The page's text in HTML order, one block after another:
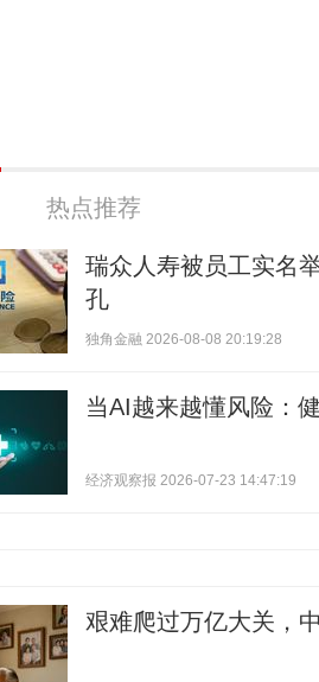
热点推荐
瑞众人寿被员工实名
孔
独角金融 2026-08-08 20:19:28
当AI越来越懂风险：
经济观察报 2026-07-23 14:47:19
艰难爬过万亿大关，